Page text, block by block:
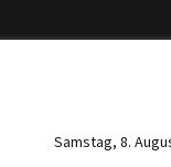
Samstag, 8.